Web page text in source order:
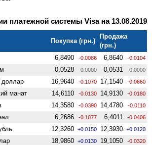
платежной системы Visa на 13.08.2019
Покупка (грн.)
Продажа
(грн.)
6,8490 -0.0086 6,8640 -0.0104
0,0528 0.0000 0,0531 0.0000
доллар 16,9640 -0.1070 17,1540 -0.0660
манат 14,6110 -0.0130 14,9130 -0.0180
14,3580 -0.0390 14,4780 -0.0110
6,2686 -0.1077 6,4011 -0.0406
12,3260 +0.0150 12,3930 +0.0120
18,9860 +0.0130 19,1050 -0.0320